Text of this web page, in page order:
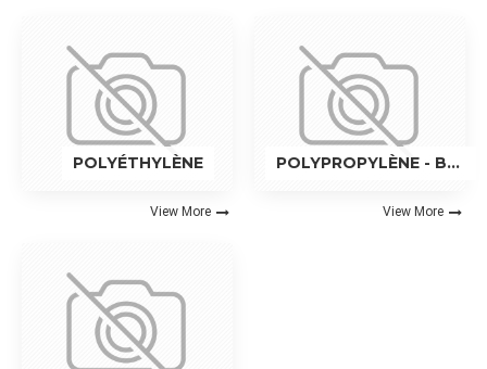
POLYÉTHYLÈNE
View More
POLYPROPYLÈNE - BOPP
View More